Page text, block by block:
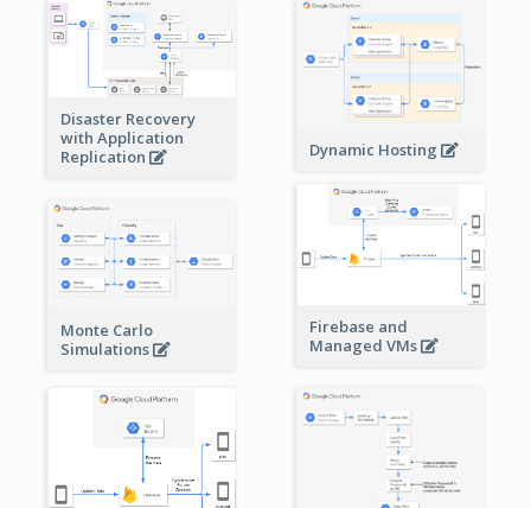
Disaster Recovery
with Application
Replication
Dynamic Hosting
Firebase and
Managed VMs
Monte Carlo
Simulations